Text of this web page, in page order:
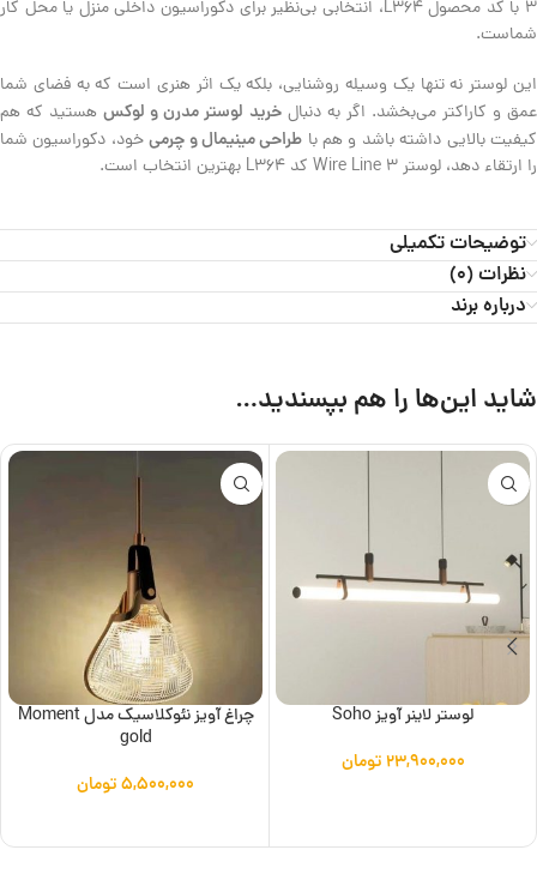
3 با کد محصول L364، انتخابی بی‌نظیر برای دکوراسیون داخلی منزل یا محل کار
شماست.
این لوستر نه تنها یک وسیله روشنایی، بلکه یک اثر هنری است که به فضای شما
عمق و کاراکتر می‌بخشد. اگر به دنبالخرید لوستر مدرن و لوکسهستید که هم
کیفیت بالایی داشته باشد و هم با طراحی مینیمال و چرمیخود، دکوراسیون شما
را ارتقاء دهد، لوستر Wire Line 3 کد L364 بهترین انتخاب است.
توضیحات تکمیلی
نظرات (0)
درباره برند
شاید این‌ها را هم بپسندید…
لوستر لاینر آویز Soho
۲۳,۹۰۰,۰۰۰تومان
چراغ آویز نئوکلاسیک مدل Moment
gold
۵,۵۰۰,۰۰۰تومان